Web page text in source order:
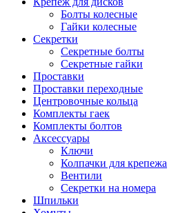
Болты колесные
Гайки колесные
Секретки
Секретные болты
Секретные гайки
Проставки
Проставки переходные
Центровочные кольца
Комплекты гаек
Комплекты болтов
Аксессуары
Ключи
Колпачки для крепежа
Вентили
Секретки на номера
Шпильки